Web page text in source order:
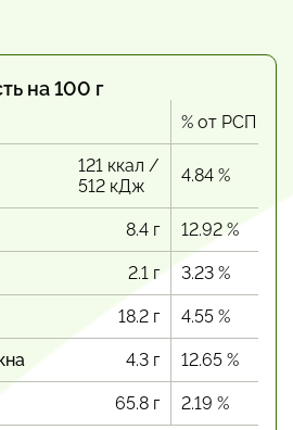
на 100 г
% от РСП
121 ккал /
512 кДж
4.84 %
8.4 г 12.92 %
2.1 г 3.23 %
18.2 г 4.55 %
4.3 г 12.65 %
65.8 г 2.19 %